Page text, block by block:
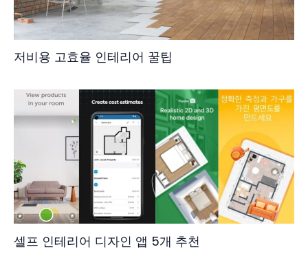
저비용 고효율 인테리어 꿀팁
셀프 인테리어 디자인 앱 5개 추천